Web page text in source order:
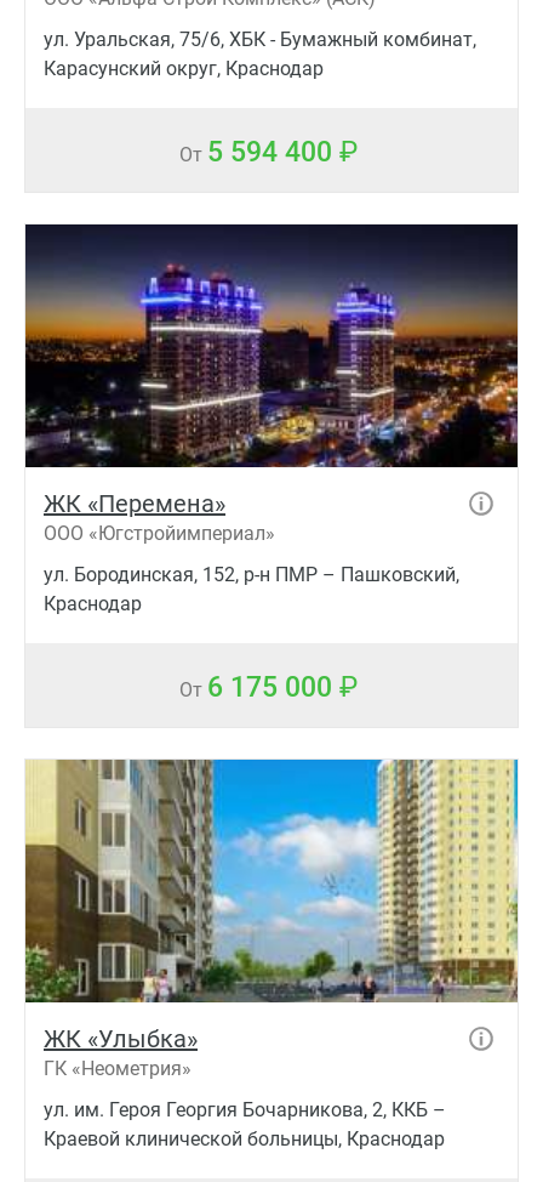
ул. Уральская, 75/6, ХБК - Бумажный комбинат,
Карасунский округ, Краснодар
От 5 594 400
ЖК «Перемена»
ООО «Югстройимпериал»
ул. Бородинская, 152, р-н ПМР – Пашковский,
Краснодар
От 6 175 000
ЖК «Улыбка»
ГК «Неометрия»
ул. им. Героя Георгия Бочарникова, 2, ККБ –
Краевой клинической больницы, Краснодар